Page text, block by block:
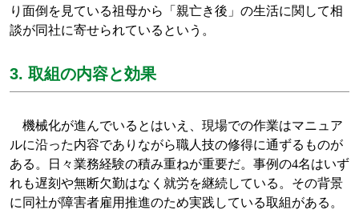
り面倒を見ている祖母から「親亡き後」の生活に関して相
談が同社に寄せられているという。
3. 取組の内容と効果
機械化が進んでいるとはいえ、現場での作業はマニュア
ルに沿った内容でありながら職人技の修得に通ずるものが
ある。日々業務経験の積み重ねが重要だ。事例の4名はいず
れも遅刻や無断欠勤はなく就労を継続している。その背景
に同社が障害者雇用推進のため実践している取組がある。